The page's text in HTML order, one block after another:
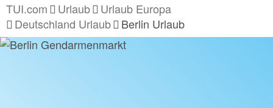
TUI.com Urlaub
Urlaub Europa
Deutschland Urlaub
Berlin Urlaub